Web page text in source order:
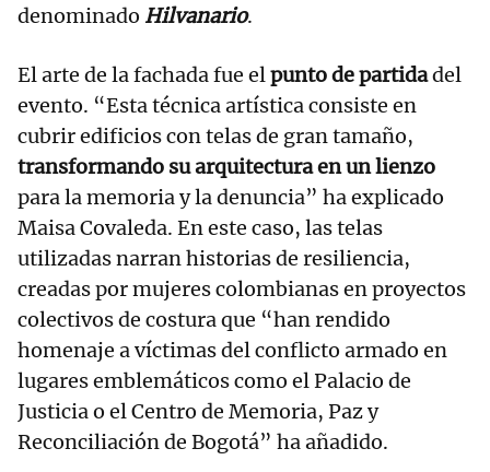
denominado Hilvanario.
El arte de la fachada fue elpunto de partidadel
evento. “Esta técnica artística consiste en
cubrir edificios con telas de gran tamaño,
transformando su arquitectura en un lienzo
para la memoria y la denuncia” ha explicado
Maisa Covaleda. En este caso, las telas
utilizadas narran historias de resiliencia,
creadas por mujeres colombianas en proyectos
colectivos de costura que “han rendido
homenaje a víctimas del conflicto armado en
lugares emblemáticos como el Palacio de
Justicia o el Centro de Memoria, Paz y
Reconciliación de Bogotá” ha añadido.